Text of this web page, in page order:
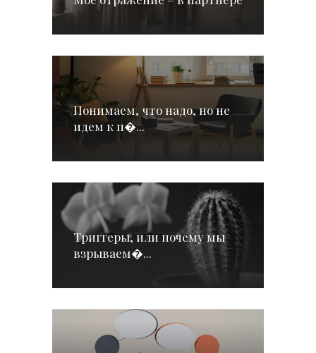
Понимаем, что надо, но не
идем к п�...
Триггеры, или почему мы
взрываем�...